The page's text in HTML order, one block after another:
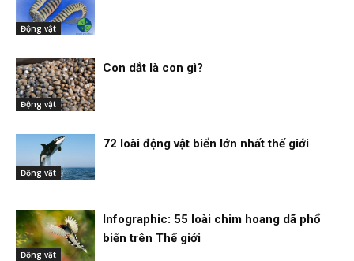
Động vật
Động vật
Con dắt là con gì?
Động vật
72 loài động vật biển lớn nhất thế giới
Động vật
Infographic: 55 loài chim hoang dã phổ
biến trên Thế giới